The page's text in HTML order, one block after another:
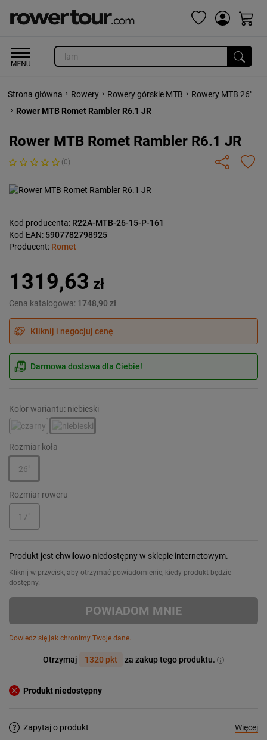
Strona główna › Rowery › Rowery górskie MTB › Rowery MTB 26"
› Rower MTB Romet Rambler R6.1 JR
Rower MTB Romet Rambler R6.1 JR
(0)
Kod producenta: R22A-MTB-26-15-P-161
Kod EAN: 5907782798925
Producent: Romet
1319,63 zł
Cena katalogowa: 1748,90 zł
Kliknij i negocjuj cenę
Darmowa dostawa dla Ciebie!
Kolor wariantu: niebieski
Rozmiar koła
26"
Rozmiar roweru
17"
Produkt jest chwilowo niedostępny w sklepie internetowym.
Kliknij w przycisk, aby otrzymać powiadomienie, kiedy produkt będzie
dostępny.
POWIADOM MNIE
Dowiedz się jak chronimy Twoje dane.
Otrzymaj 1320 pkt za zakup tego produktu.
Produkt niedostępny
Zapytaj o produkt
Więcej